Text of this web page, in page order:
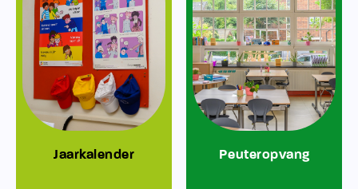
Jaarkalender Peuteropvang